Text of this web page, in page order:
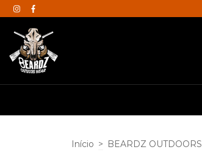
Início > BEARDZ OUTDOORS